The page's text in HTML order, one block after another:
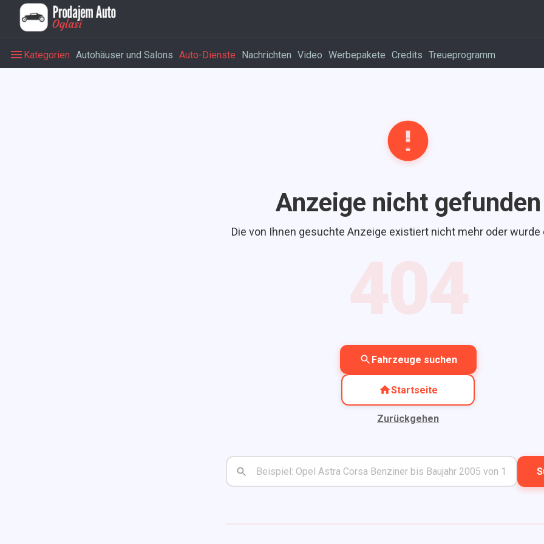
Kategorien Autohäuser und Salons Auto-Dienste Nachrichten Video Werbepakete Credits Treueprogramm
Anzeige nicht gefunden
Die von Ihnen gesuchte Anzeige existiert nicht mehr oder
Fahrzeuge suchen
Startseite
Zurückgehen